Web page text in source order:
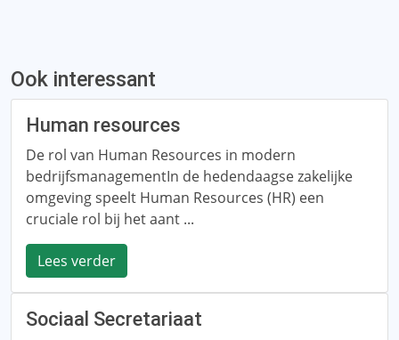
Ook interessant
Human resources
De rol van Human Resources in modern
bedrijfsmanagementIn de hedendaagse zakelijke
omgeving speelt Human Resources (HR) een
cruciale rol bij het aant ...
Lees verder
Sociaal Secretariaat